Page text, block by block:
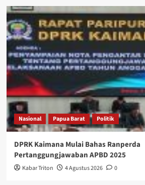
Nasional Papua Barat Politik
DPRK Kaimana Mulai Bahas Ranperda
Pertanggungjawaban APBD 2025
Kabar Triton 4 Agustus 2026 0